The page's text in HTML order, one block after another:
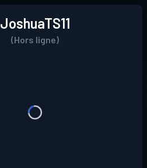
JoshuaTS11
(Hors ligne)